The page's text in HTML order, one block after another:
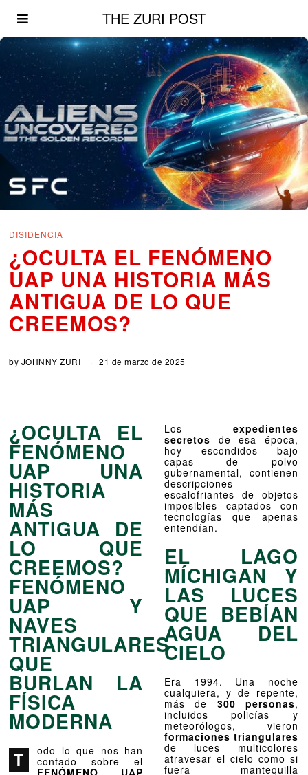
DISIDENCIA
¿OCULTA EL FENÓMENO
UAP UNA HISTORIA MÁS
ANTIGUA DE LO QUE
CREEMOS?
THE ZURI POST
by JOHNNY ZURI 21 de marzo de 2025
¿OCULTA EL
FENÓMENO
UAP UNA
HISTORIA
MÁS
ANTIGUA DE
LO QUE
CREEMOS?
FENÓMENO
UAP Y
NAVES
TRIANGULARES
QUE
BURLAN LA
FÍSICA
MODERNA
T
odo lo que nos han
contado sobre el
FENÓMENO UAP
Los expedientes
secretos de esa época,
hoy escondidos bajo
capas de polvo
gubernamental, contienen
descripciones
escalofriantes de objetos
imposibles captados con
tecnologías que apenas
entendían.
EL LAGO
MÍCHIGAN Y
LAS LUCES
QUE BEBÍAN
AGUA DEL
CIELO
Era 1994. Una noche
cualquiera, y de repente,
más de 300 personas,
incluidos policías y
meteorólogos, vieron
formaciones triangulares
de luces multicolores
atravesar el cielo como si
fuera mantequilla